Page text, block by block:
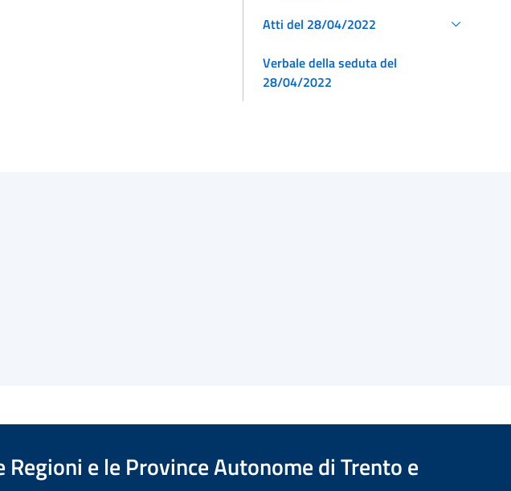
Atti del 28/04/2022
Verbale della seduta del
28/04/2022
e le Province Autonome di Trento e